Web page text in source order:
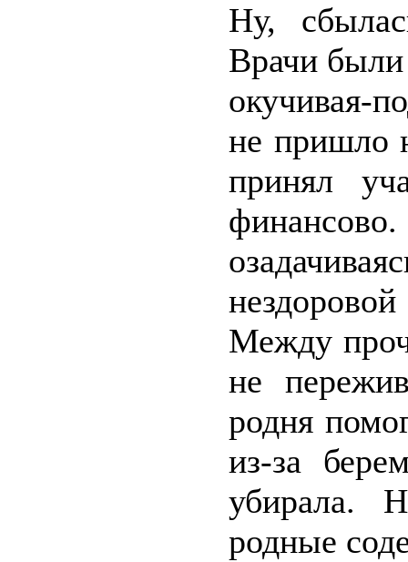
Ну,
Врачи были
окучивая-
не пришло
принял
Между
не
родня
из-за
убирала.
родные